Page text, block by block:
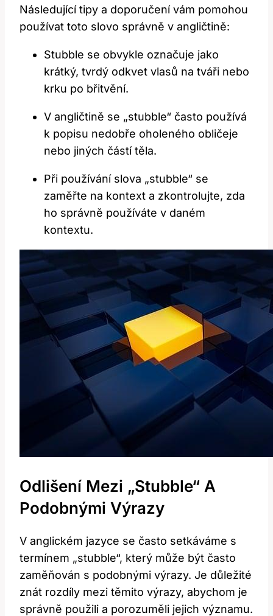
Následující tipy a doporučení vám pomohou
používat toto slovo správně v angličtině:
Stubble se obvykle označuje jako
krátký, tvrdý odkvet vlasů na tváři nebo
krku po břitvění.
V angličtině se „stubble“ často používá
k popisu nedobře oholeného obličeje
nebo jiných částí těla.
Při používání slova „stubble“ se
zaměřte na kontext a zkontrolujte, zda
ho správně používáte v daném
kontextu.
Odlišení Mezi „stubble“ A
Podobnými Výrazy
V anglickém jazyce se často setkáváme s
termínem „stubble“, který může být často
zaměňován s podobnými výrazy. Je důležité
znát rozdíly mezi těmito výrazy, abychom je
správně použili a porozuměli jejich významu.